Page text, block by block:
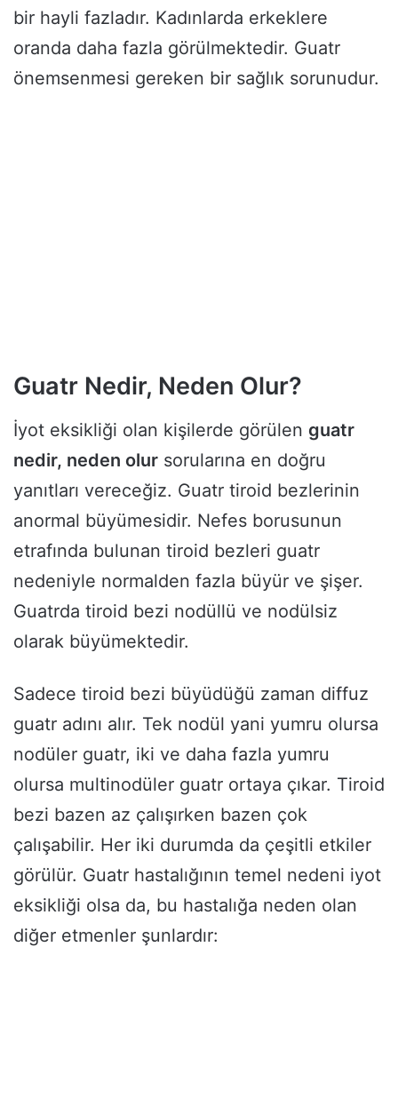
bir hayli fazladır. Kadınlarda erkeklere
oranda daha fazla görülmektedir. Guatr
önemsenmesi gereken bir sağlık sorunudur.
Guatr Nedir, Neden Olur?
İyot eksikliği olan kişilerde görülen guatr
nedir, neden olur sorularına en doğru
yanıtları vereceğiz. Guatr tiroid bezlerinin
anormal büyümesidir. Nefes borusunun
etrafında bulunan tiroid bezleri guatr
nedeniyle normalden fazla büyür ve şişer.
Guatrda tiroid bezi nodüllü ve nodülsiz
olarak büyümektedir.
Sadece tiroid bezi büyüdüğü zaman diffuz
guatr adını alır. Tek nodül yani yumru olursa
nodüler guatr, iki ve daha fazla yumru
olursa multinodüler guatr ortaya çıkar. Tiroid
bezi bazen az çalışırken bazen çok
çalışabilir. Her iki durumda da çeşitli etkiler
görülür. Guatr hastalığının temel nedeni iyot
eksikliği olsa da, bu hastalığa neden olan
diğer etmenler şunlardır: